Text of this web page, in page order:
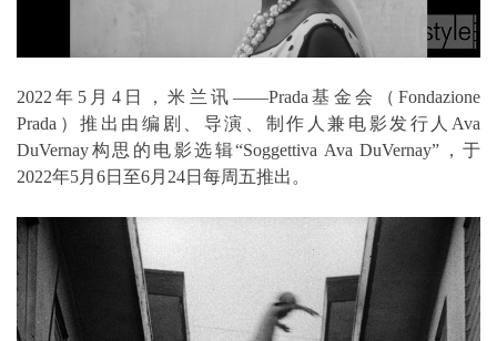
2022年5月4日，米兰讯——Prada基金会（Fondazione
Prada）推出由编剧、导演、制作人兼电影发行人Ava
DuVernay构思的电影选辑“Soggettiva Ava DuVernay”，于
2022年5月6日至6月24日每周五推出。